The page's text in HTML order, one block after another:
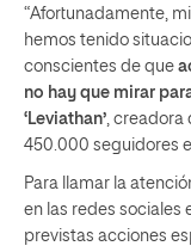
“Afortunadamente,
hemos tenido
conscientes de que
no hay que mirar
‘Leviathan’, creadora
450.000 seguidores
Para llamar la
en las redes sociales
previstas acciones